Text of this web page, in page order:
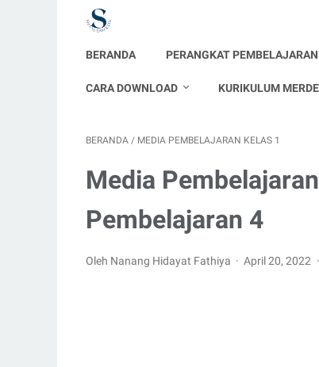
BERANDA PERANGKAT PEMBELAJARAN
CARA DOWNLOAD KURIKULUM
BERANDA / MEDIA PEMBELAJARAN KELAS 1
Media
Pembelajaran 4
Oleh Nanang Hidayat Fathiya April 20, 2022